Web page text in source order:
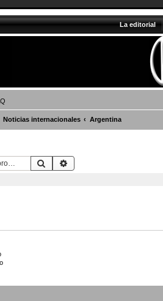
La editorial
Noticias internacionales Argentina
Buscar